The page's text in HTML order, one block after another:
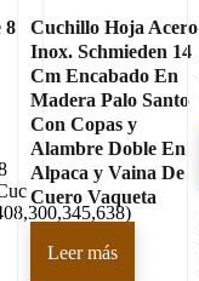
8
Cuchillo Hoja Acero
Inox. Schmieden 14
Cm Encabado En
Madera Palo Santo
Con Copas y
Alambre Doble En
Alpaca y Vaina De
Cuero Vaqueta
Leer más